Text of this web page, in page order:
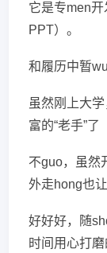
它是专men
PPT）。
和履历中暂
虽然刚上大
富的“老手”了
不guo，虽然
外走hong也
好好好，随
时间用心打